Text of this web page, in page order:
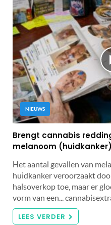
NIEUWS
Brengt cannabis
melanoom
Het aantal gevallen van
huidkanker veroorzaakt
halsoverkop toe, maar er
vorm van een...
LEES VERDER